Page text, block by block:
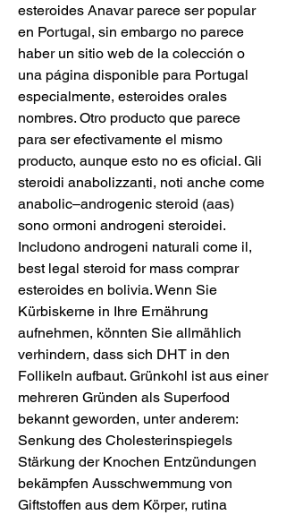
esteroides Anavar parece ser popular
en Portugal, sin embargo no parece
haber un sitio web de la colección o
una página disponible para Portugal
especialmente, esteroides orales
nombres. Otro producto que parece
para ser efectivamente el mismo
producto, aunque esto no es oficial. Gli
steroidi anabolizzanti, noti anche come
anabolic–androgenic steroid (aas)
sono ormoni androgeni steroidei.
Includono androgeni naturali come il,
best legal steroid for mass comprar
esteroides en bolivia. Wenn Sie
Kürbiskerne in Ihre Ernährung
aufnehmen, könnten Sie allmählich
verhindern, dass sich DHT in den
Follikeln aufbaut. Grünkohl ist aus einer
mehreren Gründen als Superfood
bekannt geworden, unter anderem:
Senkung des Cholesterinspiegels
Stärkung der Knochen Entzündungen
bekämpfen Ausschwemmung von
Giftstoffen aus dem Körper, rutina